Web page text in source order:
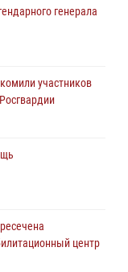
генерала
участников
центр